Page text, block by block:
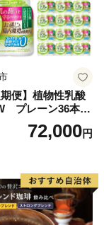
期便】植物性乳酸
プレーン36本
72,000円